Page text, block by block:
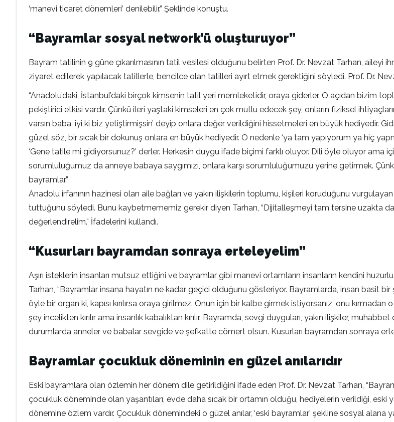
‘manevi ticaret dönemleri’ denilebilir.” Şeklinde konuştu.
“Bayramlar sosyal network’ü oluşturuyor”
Bayram tatilinin 9 güne çıkarılmasının tatil vesilesi olduğunu belirten Prof. Dr. Nevzat Tarhan,
ziyaret edilerek yapılacak tatillerle, bencilce olan tatilleri ayırt etmek gerektiğini söyledi. Prof. Dr.
“Anadolu’daki, İstanbul’daki birçok kimsenin tatil yeri memleketidir, oraya giderler. O açıdan bizim
pekiştirici etkisi vardır. Çünkü ileri yaştaki kimseleri en çok mutlu edecek şey, onların fiziksel
varsın baba, iyi ki biz yetiştirmişsin’ deyip onlara değer verildiğini hissetmeleri en büyük hediyedir.
güzel söz, bir sıcak bir dokunuş onlara en büyük hediyedir. O nedenle ‘ya tam yapıyorum ya hiç
‘Gene tatile mi gidiyorsunuz?’ derler. Herkesin duygu ifade biçimi farklı oluyor. Dili öyle oluyor ama
sorumluluğumuz da anneye babaya saygımızı, onlara karşı sorumluluğumuzu yerine getirmek.
bayramlar.”
Anadolu irfanının hazinesi olan aile bağları ve yakın ilişkilerin toplumu, kişileri koruduğunu
tuttuğunu söyledi. Bunu kaybetmememiz gerekir diyen Tarhan, “Dijitalleşmeyi tam tersine uzakta
değerlendirelim.” İfadelerini kullandı.
“Kusurları bayramdan sonraya erteleyelim”
Aşırı isteklerin insanları mutsuz ettiğini ve bayramlar gibi manevi ortamların insanların kendini
Tarhan, “Bayramlar insana hayatın ne kadar geçici olduğunu gösteriyor. Bayramlarda, insan basit bir
öyle bir organ ki, kapısı kırılırsa oraya girilmez. Onun için bir kalbe girmek istiyorsanız, onu
şey incelikten kırılır ama insanlık kabalıktan kırılır. Bayramda, sevgi duyguları, yakın ilişkiler,
durumlarda anneler ve babalar sevgide ve şefkatte cömert olsun. Kusurları bayramdan sonraya
Bayramlar çocukluk döneminin en güzel anılarıdır
Eski bayramlara olan özlemin her dönem dile getirildiğini ifade eden Prof. Dr. Nevzat Tarhan,
çocukluk döneminde olan yaşantıları, evde daha sıcak bir ortamın olduğu, hediyelerin verildiği, eski
dönemine özlem vardır. Çocukluk dönemindeki o güzel anılar, ‘eski bayramlar’ şekline sosyal alana